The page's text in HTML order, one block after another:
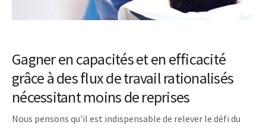
Gagner en capacités et en efficacité
grâce à des flux de travail rationalisés
nécessitant moins de reprises
Nous pensons qu'il est indispensable de relever le défi du